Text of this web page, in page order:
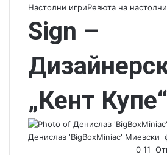
Настолни игриРевюта на
Sign –
„Кент Купе“
Денислав 'BigBoxMiniac' Миевски
0 11